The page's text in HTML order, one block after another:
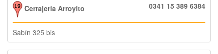
Cerrajería Arroyito 0341 15 389 6384
Sabín 325 bis